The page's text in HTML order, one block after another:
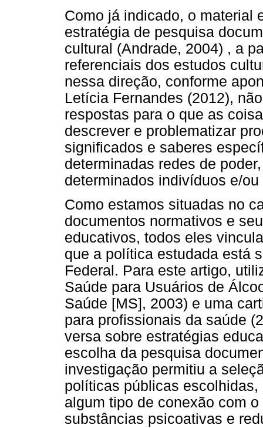
Como já indicado, o material
estratégia de pesquisa
cultural (Andrade, 2004) , a
referenciais dos estudos
nessa direção, conforme
Letícia Fernandes (2012),
respostas para o que as
descrever e problematizar
significados e saberes
determinadas redes de
determinados indivíduos e/ou
Como estamos situadas no
documentos normativos e
educativos, todos eles
que a política estudada está
Federal. Para este artigo,
Saúde para Usuários de
Saúde [MS], 2003) e uma
para profissionais da saúde
versa sobre estratégias
escolha da pesquisa
investigação permitiu a
políticas públicas
algum tipo de conexão com
substâncias psicoativas e